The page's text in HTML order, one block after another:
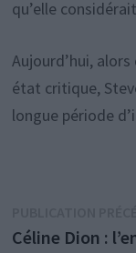
qu’elle
Aujourd’hui,
état critique,
longue période
Céline Dion :